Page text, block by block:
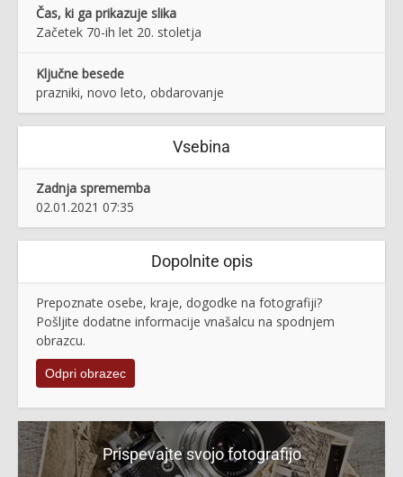
Čas, ki ga prikazuje slika
Začetek 70-ih let 20. stoletja
Ključne besede
prazniki, novo leto, obdarovanje
Vsebina
Zadnja sprememba
02.01.2021 07:35
Dopolnite opis
Prepoznate osebe, kraje, dogodke na fotografiji?
Pošljite dodatne informacije vnašalcu na spodnjem
obrazcu.
Odpri obrazec
Prispevajte svojo fotografijo